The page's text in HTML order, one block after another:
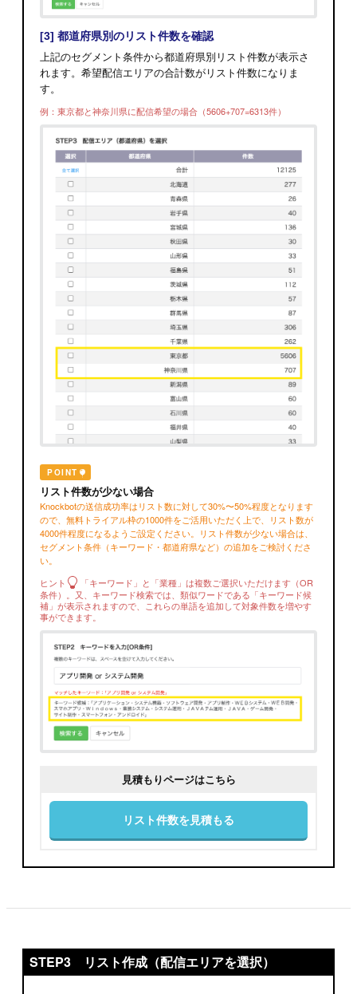
[3] 都道府県別のリスト件数を確認
上記のセグメント条件から都道府県別リスト件数が表示さ
れます。 希望配信エリアの合計数がリスト件数になりま
す。
例：東京都と神奈川県に配信希望の場合（5606+707=6313件）
POINT
リスト件数が少ない場合
Knockbotの送信成功率はリスト数に対して30%〜50%程度となります
ので、無料トライアル枠の1000件をご活用いただく上で、リスト数が
4000件程度になるようご設定ください。リスト件数が少ない場合は、
セグメント条件（キーワード・都道府県など）の追加をご検討くださ
い。
ヒント
「キーワード」と「業種」は複数ご選択いただけます（OR
条件）。又、キーワード検索では、類似ワードである「キーワード候
補」が表示されますので、これらの単語を追加して対象件数を増やす
事ができます。
見積もりページはこちら
リスト件数を見積もる
STEP3 リスト作成（配信エリアを選択）